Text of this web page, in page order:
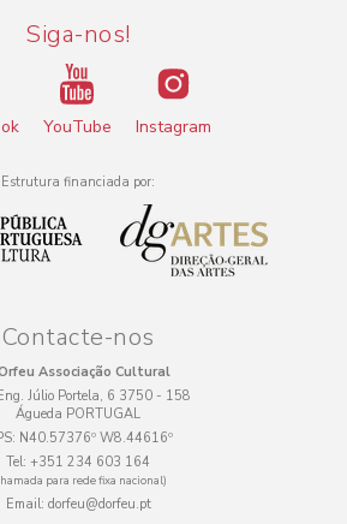
Siga-nos!
YouTube Instagram
Estrutura financiada por:
Contacte-nos
Associação Cultural
Júlio Portela, 6 3750 - 158
Águeda PORTUGAL
N40.57376º W8.44616º
Tel: +351 234 603 164
para rede fixa nacional)
Email: dorfeu@dorfeu.pt